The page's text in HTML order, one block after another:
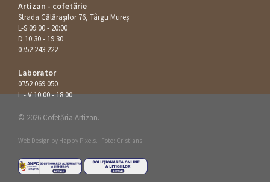
Artizan - cofetărie
Strada Călăraşilor 76, Târgu Mureș
L-S 09:00 - 20:00
D 10:30 - 19:30
0752 243 222
Laborator
0752 069 050
L - V 10:00 - 18:00
© 2026 Cofetăria Artizan.
Web Design by Happy Pixels. Foto: Cristians